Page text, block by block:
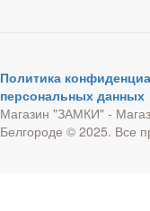
Политика
персональных данных
Магазин "ЗАМКИ" -
Белгороде © 2025. Все